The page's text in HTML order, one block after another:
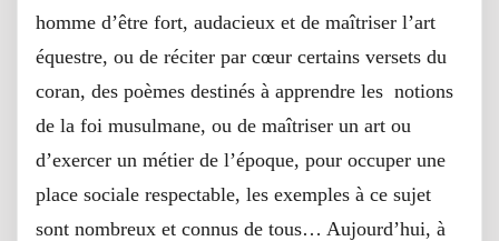
homme d’être fort, audacieux et de maîtriser l’art
équestre, ou de réciter par cœur certains versets du
coran, des poèmes destinés à apprendre les notions
de la foi musulmane, ou de maîtriser un art ou
d’exercer un métier de l’époque, pour occuper une
place sociale respectable, les exemples à ce sujet
sont nombreux et connus de tous… Aujourd’hui, à